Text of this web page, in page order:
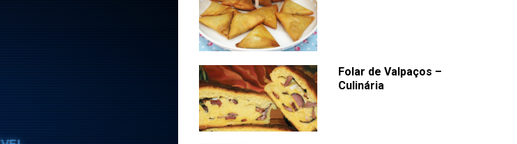
Folar de Valpaços –
Culinária